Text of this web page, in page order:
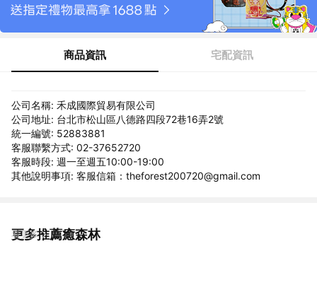
商品資訊 宅配資訊
公司名稱: 禾成國際貿易有限公司
公司地址: 台北市松山區八德路四段72巷16弄2號
統一編號: 52883881
客服聯繫方式: 02-37652720
客服時段: 週一至週五10:00-19:00
其他說明事項: 客服信箱：theforest200720@gmail.com
更多推薦癒森林
看更多